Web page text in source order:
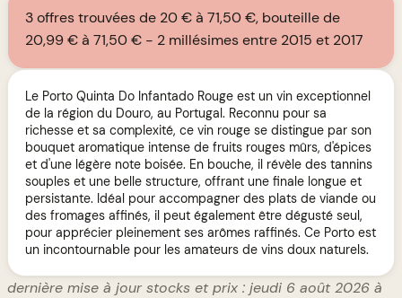
3 offres trouvées de 20 € à 71,50 €, bouteille de
20,99 € à 71,50 €
2 millésimes entre 2015 et 2017
Le Porto Quinta Do Infantado Rouge est un vin exceptionnel
de la région du Douro, au Portugal. Reconnu pour sa
richesse et sa complexité, ce vin rouge se distingue par son
bouquet aromatique intense de fruits rouges mûrs, d'épices
et d'une légère note boisée. En bouche, il révèle des tannins
souples et une belle structure, offrant une finale longue et
persistante. Idéal pour accompagner des plats de viande ou
des fromages affinés, il peut également être dégusté seul,
pour apprécier pleinement ses arômes raffinés. Ce Porto est
un incontournable pour les amateurs de vins doux naturels.
dernière mise à jour stocks et prix : jeudi 6 août 2026 à